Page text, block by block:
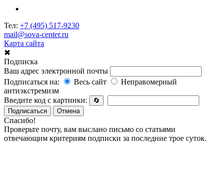
Тел: +7 (495) 517-9230
mail@sova-center.ru
Карта сайта
✖
Подписка
Ваш адрес электронной почты
Подписаться на:
Весь сайт
Неправомерный
антиэкстремизм
Введите код с картинки:
🔄
Подписаться
Отмена
Спасибо!
Проверьте почту, вам выслано письмо со статьями
отвечающим критериям подписки за последние трое суток.